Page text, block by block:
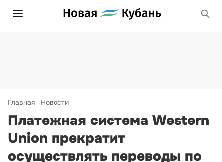
Главная Новости
Платежная система Western
Union прекратит
осуществлять переводы по